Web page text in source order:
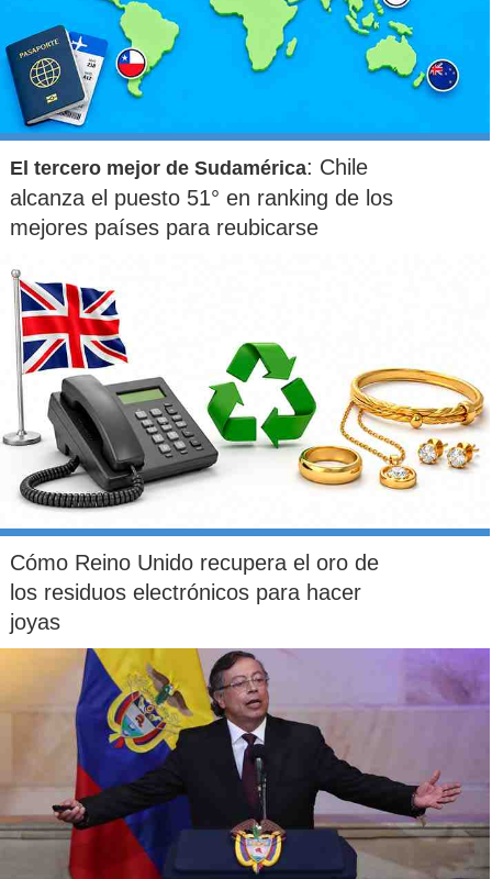
leyes fiscales, que son aún más favorables que las de la
nueva ley propuesta. Los inversores en Mariel también se
beneficiarán de otras disposiciones de la nueva ley.
El tercero mejor de Sudamérica: Chile
alcanza el puesto 51° en ranking de los
mejores países para reubicarse
Cómo Reino Unido recupera el oro de
los residuos electrónicos para hacer
joyas